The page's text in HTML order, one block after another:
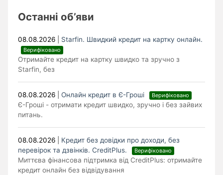
Останні об’яви
08.08.2026 Starfin. Швидкий кредит на картку онлайн.
Верифіковано
Отримайте кредит на картку швидко та зручно з
Starfin, без
08.08.2026 |Онлайн кредит в Є-Гроші Верифіковано
Є-Гроші - отримати кредит швидко, зручно і без зайвих
питань.
08.08.2026
Кредит без довідки про доходи, без
перевірок та дзвінків. CreditPlus.
Верифіковано
Миттєва фінансова підтримка від CreditPlus: отримайте
кредит онлайн без відвідування